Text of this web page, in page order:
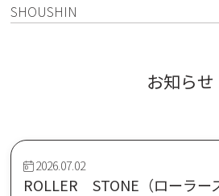
SHOUSHIN
お知らせ
2026.07.02
ROLLER STONE（ローラー